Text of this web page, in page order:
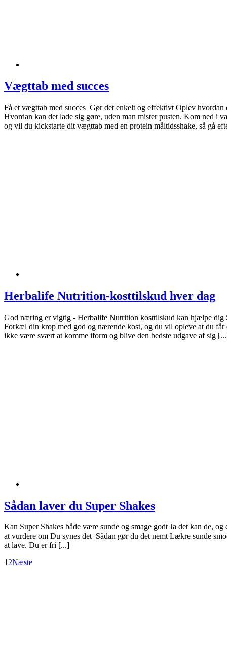
Vægttab med succes
Få et vægttab med succes Gør det enkelt og effektivt Oplev hvordan
Hvordan kan det lade sig gøre, uden man mister pusten. Kom ned i
og vil du kickstarte dit vægttab med en protein måltidsshake, så gå
Herbalife Nutrition-kosttilskud hver dag
God næring er vigtig - Herbalife Nutrition kosttilskud kan hjælpe dig
Forkæl din krop med god og nærende kost, og du vil opleve at du får
ikke være svært at komme iform og blive den bedste udgave af sig
Sådan laver du Super Shakes
Kan Super Shakes både være sunde og smage godt Ja det kan de,
at vurdere om Du synes det Sådan gør du det nemt Lækre sunde
at lave. Du er fri [...]
12Næste